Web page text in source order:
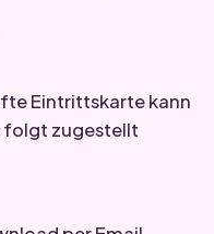
Eintrittskarte kann
folgt zugestellt